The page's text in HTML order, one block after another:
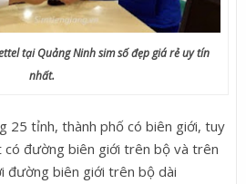
tại Quảng Ninh sim số đẹp giá rẻ uy tín
nhất.
25 tỉnh, thành phố có biên giới, tuy
có đường biên giới trên bộ và trên
đường biên giới trên bộ dài